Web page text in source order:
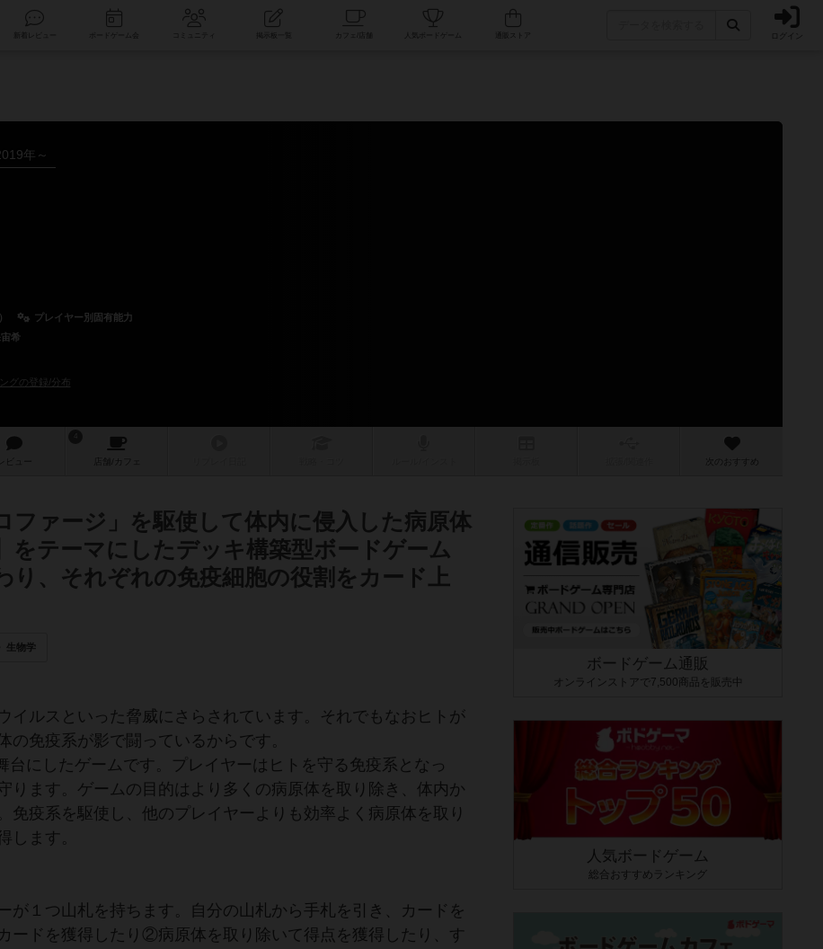
コミュニティ 人気ボードゲーム ログイン
年～
プレイヤー別固有能力
希
グの登録/分布
レビュー 店舗/ カフェ 次のおすすめ
ファージ」を駆使して体内に侵入した病原体
をテーマにしたデッキ構築型ボードゲーム
り、それぞれの免疫細胞の役割をカード上
生物学
イルスといった脅威にさらされています。それでもなおヒトが
の免疫系が影で闘っているからです。
台にしたゲームです。プレイヤーはヒトを守る免疫系となっ
ります。ゲームの目的はより多くの病原体を取り除き、体内か
免疫系を駆使し、他のプレイヤーよりも効率よく病原体を取り
します。
が１つ山札を持ちます。自分の山札から手札を引き、カードを
ードを獲得したり②病原体を取り除いて得点を獲得したり、す
ボードゲーム通販
オンラインストアで7,500商品を販売中
人気ボードゲーム
総合おすすめランキング